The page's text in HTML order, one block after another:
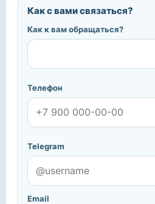
Как с вами связаться?
Как к вам обращаться?
Телефон
Telegram
Email